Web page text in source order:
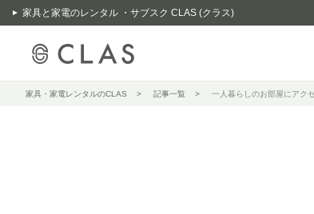
家具と家電のレンタル ・サブスク CLAS (クラス)
家具・家電レンタルのCLAS 記事一覧 一人暮らしのお部屋にアク